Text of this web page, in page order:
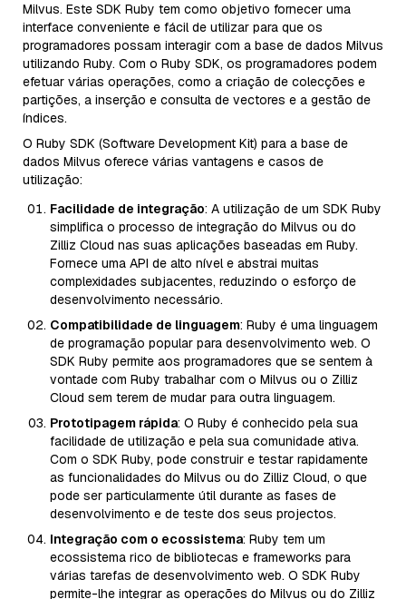
Milvus. Este SDK Ruby tem como objetivo fornecer uma
interface conveniente e fácil de utilizar para que os
programadores possam interagir com a base de dados Milvus
utilizando Ruby. Com o Ruby SDK, os programadores podem
efetuar várias operações, como a criação de colecções e
partições, a inserção e consulta de vectores e a gestão de
índices.
O Ruby SDK (Software Development Kit) para a base de
dados Milvus oferece várias vantagens e casos de
utilização:
Facilidade de integração: A utilização de um SDK Ruby
simplifica o processo de integração do Milvus ou do
Zilliz Cloud nas suas aplicações baseadas em Ruby.
Fornece uma API de alto nível e abstrai muitas
complexidades subjacentes, reduzindo o esforço de
desenvolvimento necessário.
Compatibilidade de linguagem: Ruby é uma linguagem
de programação popular para desenvolvimento web. O
SDK Ruby permite aos programadores que se sentem à
vontade com Ruby trabalhar com o Milvus ou o Zilliz
Cloud sem terem de mudar para outra linguagem.
Prototipagem rápida: O Ruby é conhecido pela sua
facilidade de utilização e pela sua comunidade ativa.
Com o SDK Ruby, pode construir e testar rapidamente
as funcionalidades do Milvus ou do Zilliz Cloud, o que
pode ser particularmente útil durante as fases de
desenvolvimento e de teste dos seus projectos.
Integração com o ecossistema: Ruby tem um
ecossistema rico de bibliotecas e frameworks para
várias tarefas de desenvolvimento web. O SDK Ruby
permite-lhe integrar as operações do Milvus ou do Zilliz